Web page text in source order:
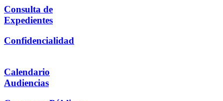
Consulta de
Expedientes
Confidencialidad
Calendario
Audiencias